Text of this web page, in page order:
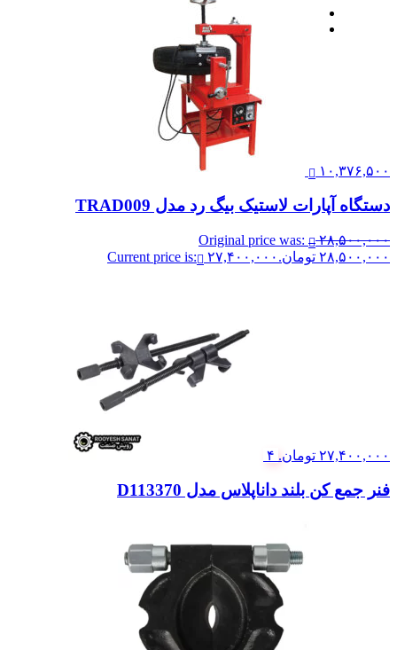
۱۰,۳۷۶,۵۰۰
دستگاه آپارات لاستیک بیگ رد مدل TRAD009
۲۸,۵۰۰,۰۰۰
Original price was:
۲۸,۵۰۰,۰۰۰ تومان.
۲۷,۴۰۰,۰۰۰ Current price is:
۲۷,۴۰۰,۰۰۰ تومان. ۴
فنر جمع کن بلند داناپلاس مدل D113370